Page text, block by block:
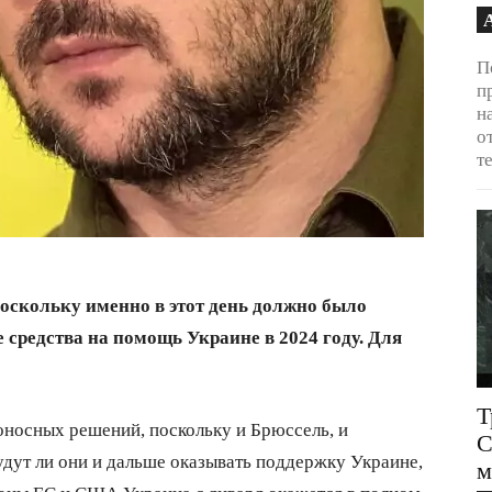
именно в этот день должно было
на помощь Украине в 2024 году. Для
решений, поскольку и Брюссель, и
ли они и дальше оказывать поддержку Украине,